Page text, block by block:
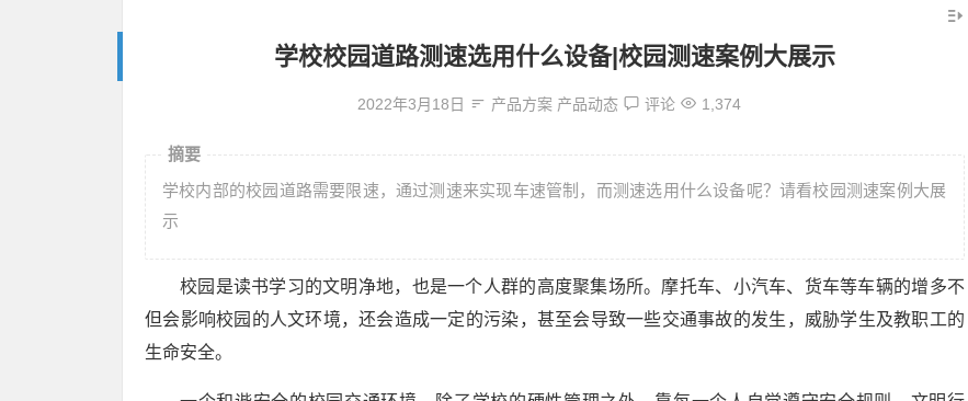
学校校园道路测速选用什么设备|校园测速案例大展示
2022年3月18日 产品方案 产品动态 评论 1,374
摘要
学校内部的校园道路需要限速，通过测速来实现车速管制，而测速选用什么设备呢？请看校园测速案例大展
示
校园是读书学习的文明净地，也是一个人群的高度聚集场所。摩托车、小汽车、货车等车辆的增多不
但会影响校园的人文环境，还会造成一定的污染，甚至会导致一些交通事故的发生，威胁学生及教职工的
生命安全。